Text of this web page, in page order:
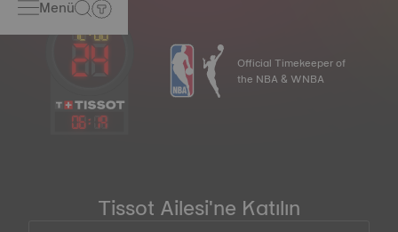
Menü
06: 19
Official Timekeeper of
the NBA & WNBA
Tissot Ailesi'ne Katılın